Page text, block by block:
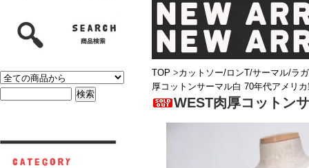
TOP >カットソー/ロンT/サーマル/ラ
厚コットンサーマル白 70年代アメリ
WEST肉厚コットン